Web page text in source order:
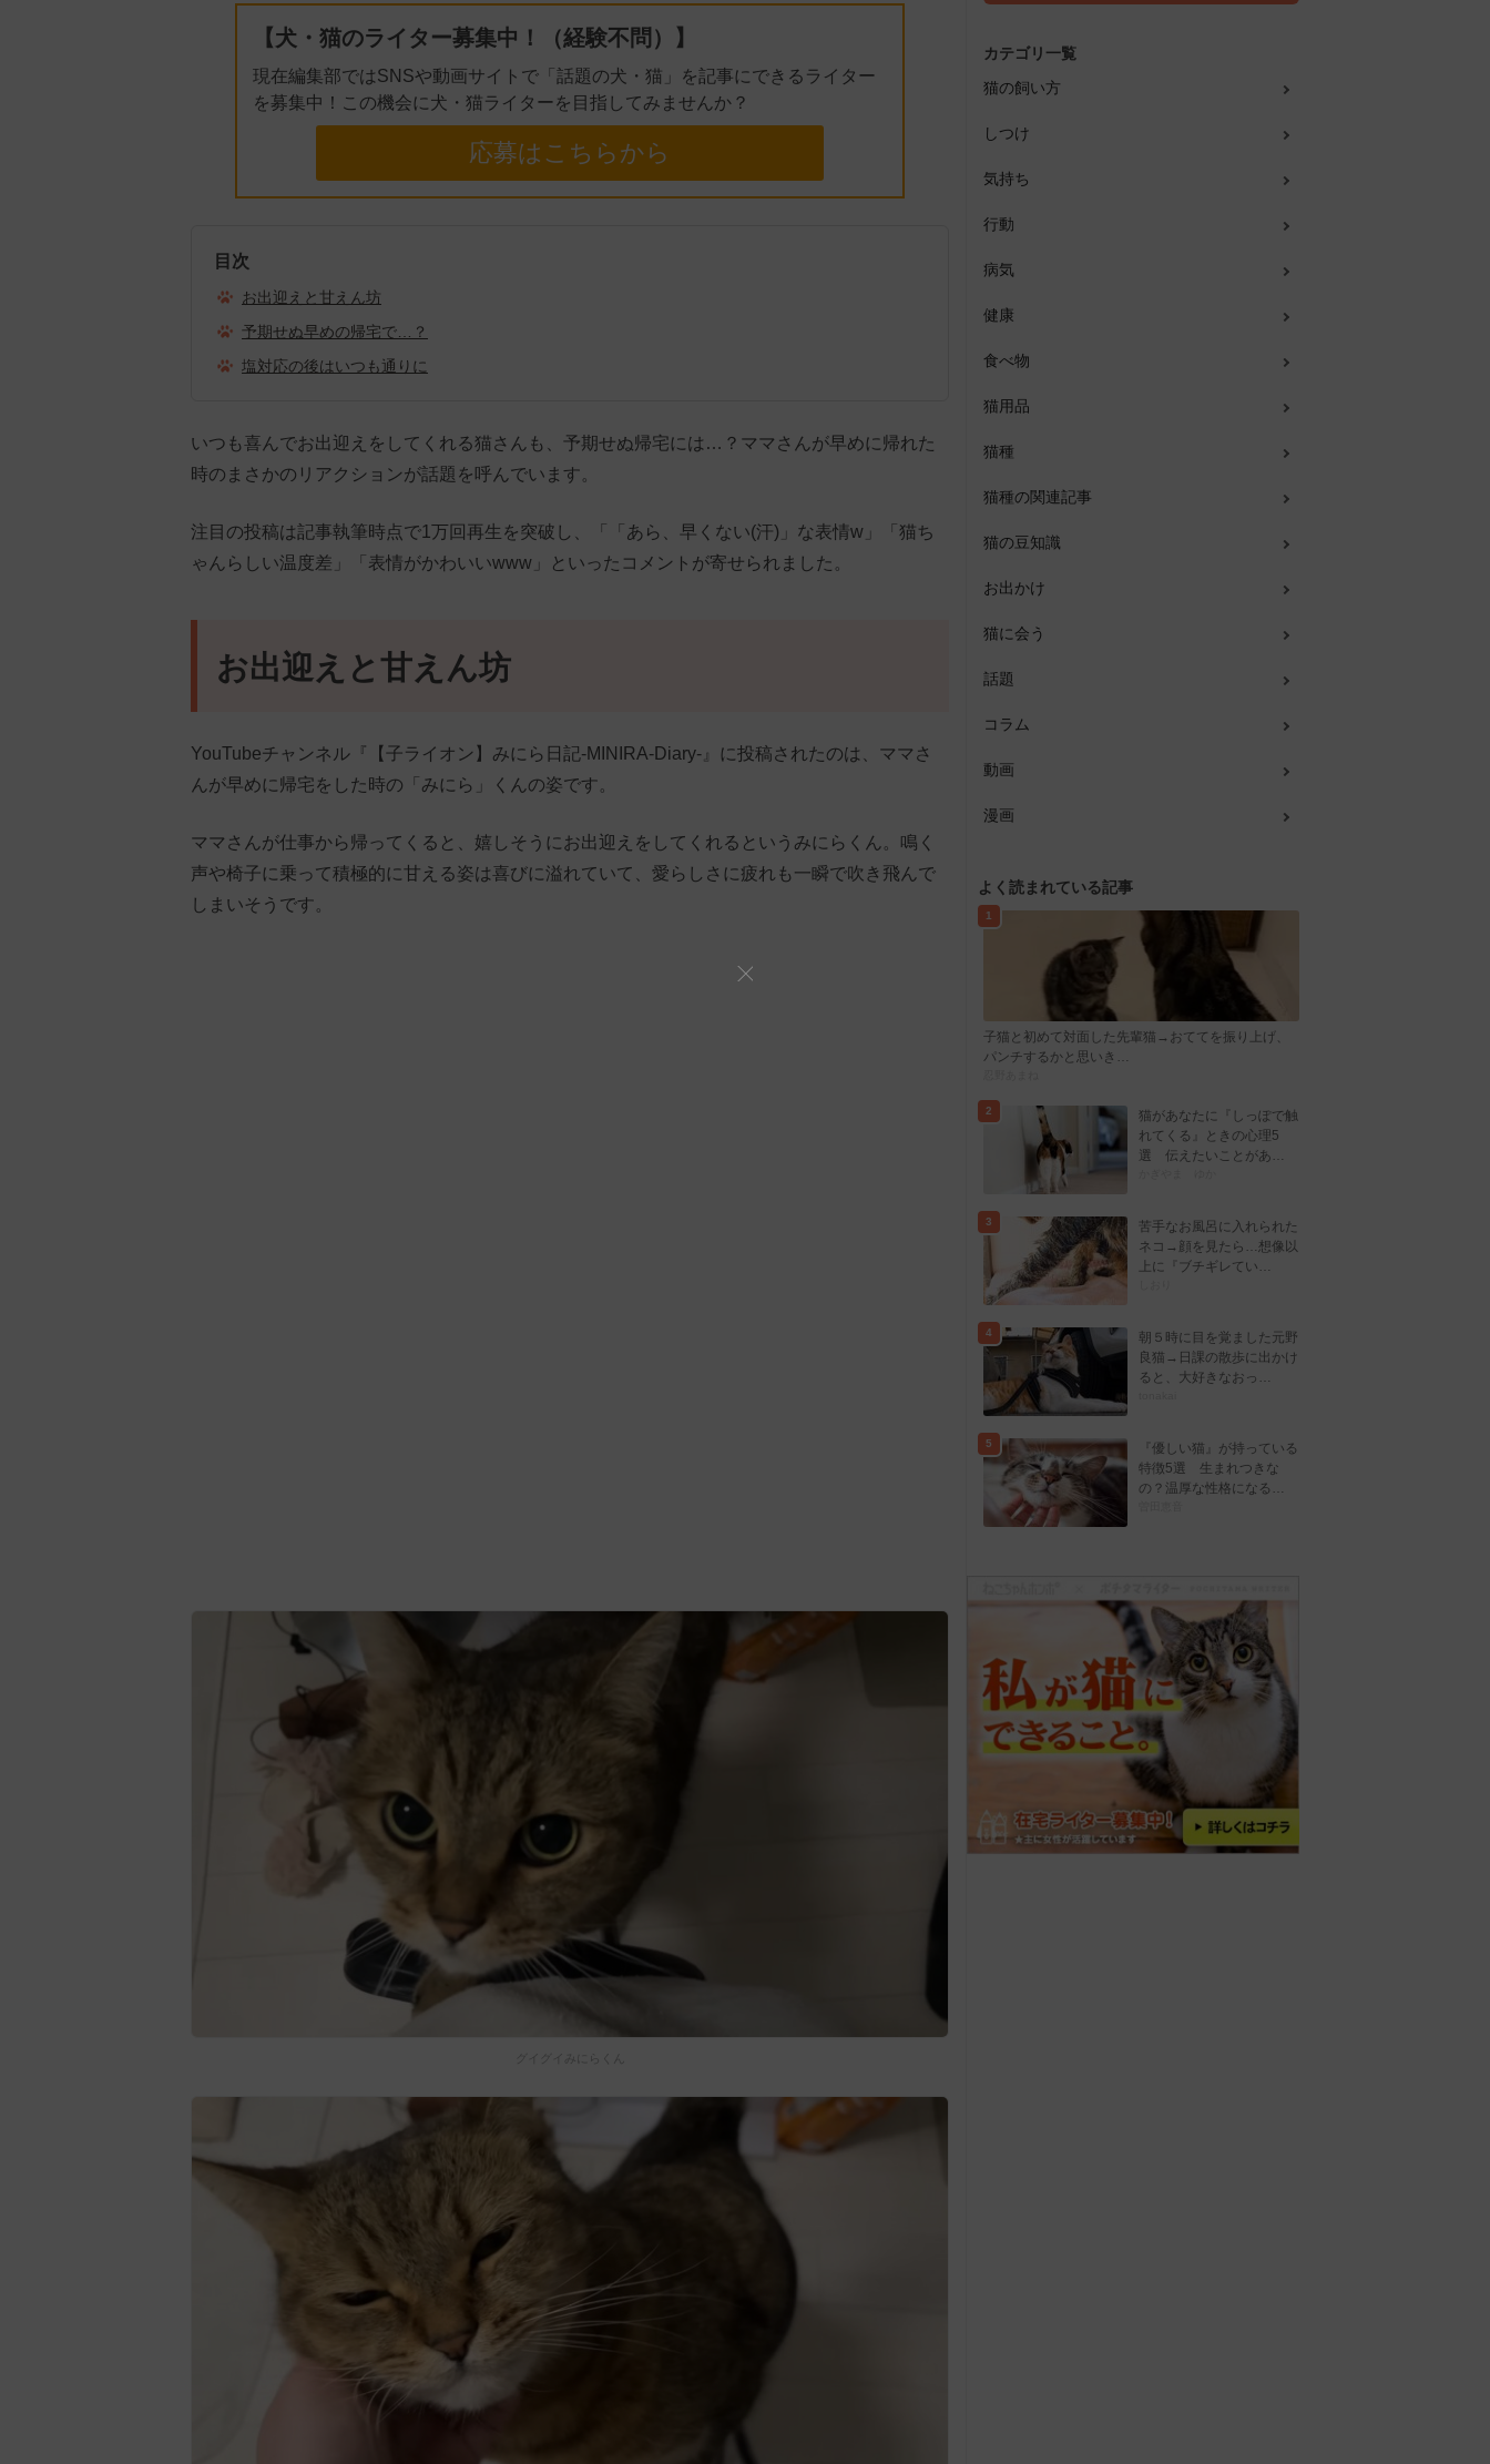
【犬・猫のライター募集中！（経験不問）】
現在編集部ではSNSや動画サイトで「話題の犬・猫」を記事にできるライター
を募集中！この機会に犬・猫ライターを目指してみませんか？
応募はこちらから
目次
お出迎えと甘えん坊
予期せぬ早めの帰宅で…？
塩対応の後はいつも通りに
いつも喜んでお出迎えをしてくれる猫さんも、予期せぬ帰宅には…？ママさんが早めに帰れた
時のまさかのリアクションが話題を呼んでいます。
注目の投稿は記事執筆時点で1万回再生を突破し、「「あら、早くない(汗)」な表情w」「猫ち
ゃんらしい温度差」「表情がかわいいwww」といったコメントが寄せられました。
お出迎えと甘えん坊
YouTubeチャンネル『【子ライオン】みにら日記-MINIRA-Diary-』に投稿されたのは、ママさ
んが早めに帰宅をした時の「みにら」くんの姿です。
ママさんが仕事から帰ってくると、嬉しそうにお出迎えをしてくれるというみにらくん。鳴く
声や椅子に乗って積極的に甘える姿は喜びに溢れていて、愛らしさに疲れも一瞬で吹き飛んで
しまいそうです。
カテゴリ一覧
猫の飼い方
しつけ
気持ち
行動
病気
健康
食べ物
猫用品
猫種
猫種の関連記事
猫の豆知識
お出かけ
猫に会う
話題
コラム
動画
漫画
よく読まれている記事
1
子猫と初めて対面した先輩猫→おててを振り上げ、
パンチするかと思いき…
2
猫があなたに『しっぽで触
れてくる』ときの心理5
選 伝えたいことがあ…
3
苦手なお風呂に入れられた
ネコ→顔を見たら…想像以
上に『ブチギレてい…
4
朝５時に目を覚ました元野
良猫→日課の散歩に出かけ
ると、大好きなおっ…
5
『優しい猫』が持っている
特徴5選 生まれつきな
の？温厚な性格になる…